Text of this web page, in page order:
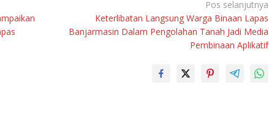
Pos selanjutnya
Keterlibatan Langsung Warga Binaan Lapas
Banjarmasin Dalam Pengolahan Tanah Jadi Media
Pembinaan Aplikatif